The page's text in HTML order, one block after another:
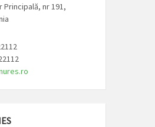
Principală, nr 191,